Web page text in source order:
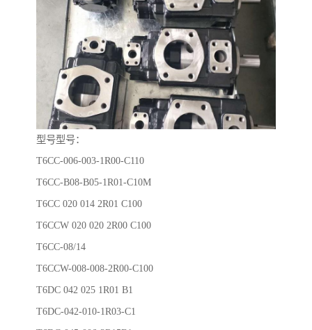
型号型号：
T6CC-006-003-1R00-C110
T6CC-B08-B05-1R01-C10M
T6CC 020 014 2R01 C100
T6CCW 020 020 2R00 C100
T6CC-08/14
T6CCW-008-008-2R00-C100
T6DC 042 025 1R01 B1
T6DC-042-010-1R03-C1